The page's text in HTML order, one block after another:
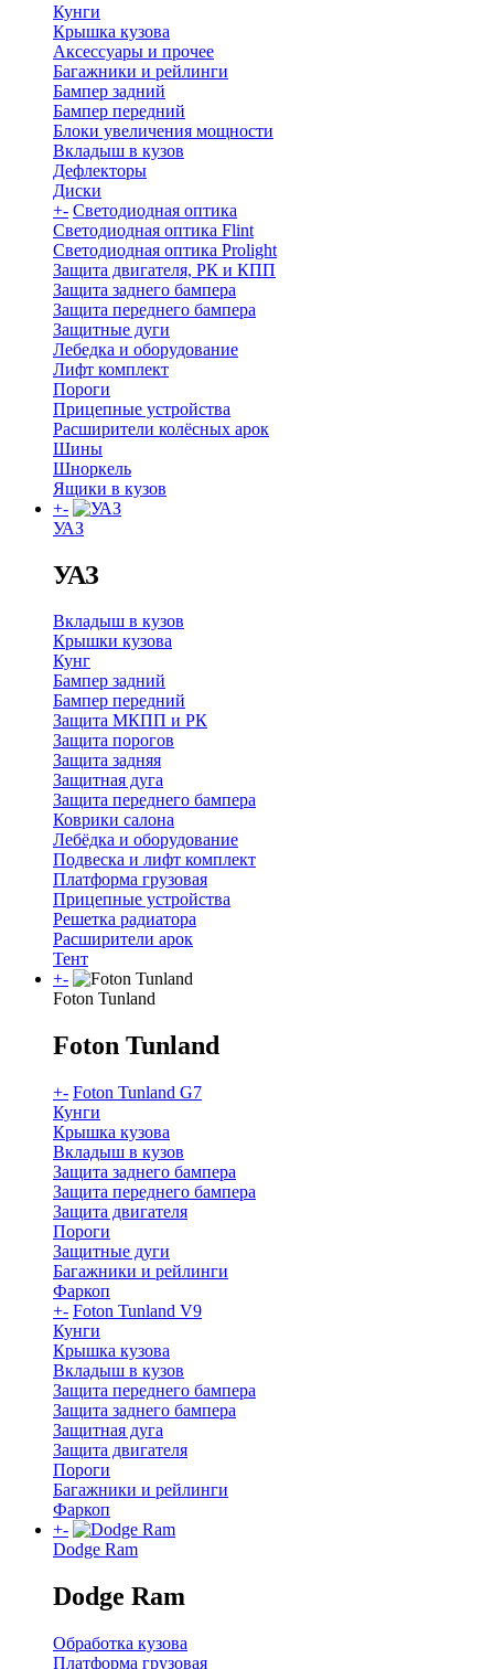
Кунги
Крышка кузова
Аксессуары и прочее
Багажники и рейлинги
Бампер задний
Бампер передний
Блоки увеличения мощности
Вкладыш в кузов
Дефлекторы
Диски
+- Светодиодная оптика
Светодиодная оптика Flint
Светодиодная оптика Prolight
Защита двигателя, РК и КПП
Защита заднего бампера
Защита переднего бампера
Защитные дуги
Лебедка и оборудование
Лифт комплект
Пороги
Прицепные устройства
Расширители колёсных арок
Шины
Шноркель
Ящики в кузов
+-
УАЗ
УАЗ
Вкладыш в кузов
Крышки кузова
Кунг
Бампер задний
Бампер передний
Защита МКПП и РК
Защита порогов
Защита задняя
Защитная дуга
Защита переднего бампера
Коврики салона
Лебёдка и оборудование
Подвеска и лифт комплект
Платформа грузовая
Прицепные устройства
Решетка радиатора
Расширители арок
Тент
+-
Foton Tunland
Foton Tunland
+- Foton Tunland G7
Кунги
Крышка кузова
Вкладыш в кузов
Защита заднего бампера
Защита переднего бампера
Защита двигателя
Пороги
Защитные дуги
Багажники и рейлинги
Фаркоп
+- Foton Tunland V9
Кунги
Крышка кузова
Вкладыш в кузов
Защита переднего бампера
Защита заднего бампера
Защитная дуга
Защита двигателя
Пороги
Багажники и рейлинги
Фаркоп
+-
Dodge Ram
Dodge Ram
Обработка кузова
Платформа грузовая